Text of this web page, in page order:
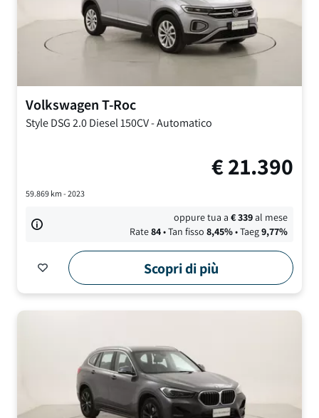
VolkswagenT-Roc
Style DSG2.0 Diesel 150CV-Automatico
€21.390
59.869km - 2023
oppure tua a€339al mese
Rate84• Tan fisso 8,45%• Taeg9,77%
Scopri di più